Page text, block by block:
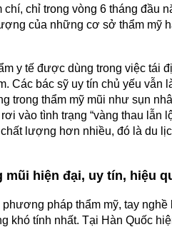
chỉ trong vòng 6 tháng đầu
của những cơ sở thẩm mỹ
y tế được dùng trong việc tái
Các bác sỹ uy tín chủ yếu vẫn
trong thẩm mỹ mũi như sụn
vào tình trạng “vàng thau lẫn
lượng hơn nhiều, đó là du
hiện đại, uy tín, hiệu
pháp thẩm mỹ, tay nghề
khó tính nhất. Tại Hàn Quốc